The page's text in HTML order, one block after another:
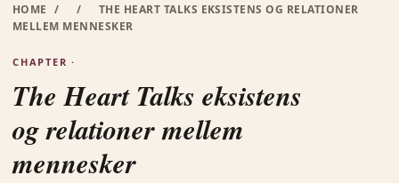
HOME / /
THE HEART TALKS EKSISTENS OG RELATIONER
MELLEM MENNESKER
CHAPTER ·
The Heart Talks eksistens
og relationer mellem
mennesker